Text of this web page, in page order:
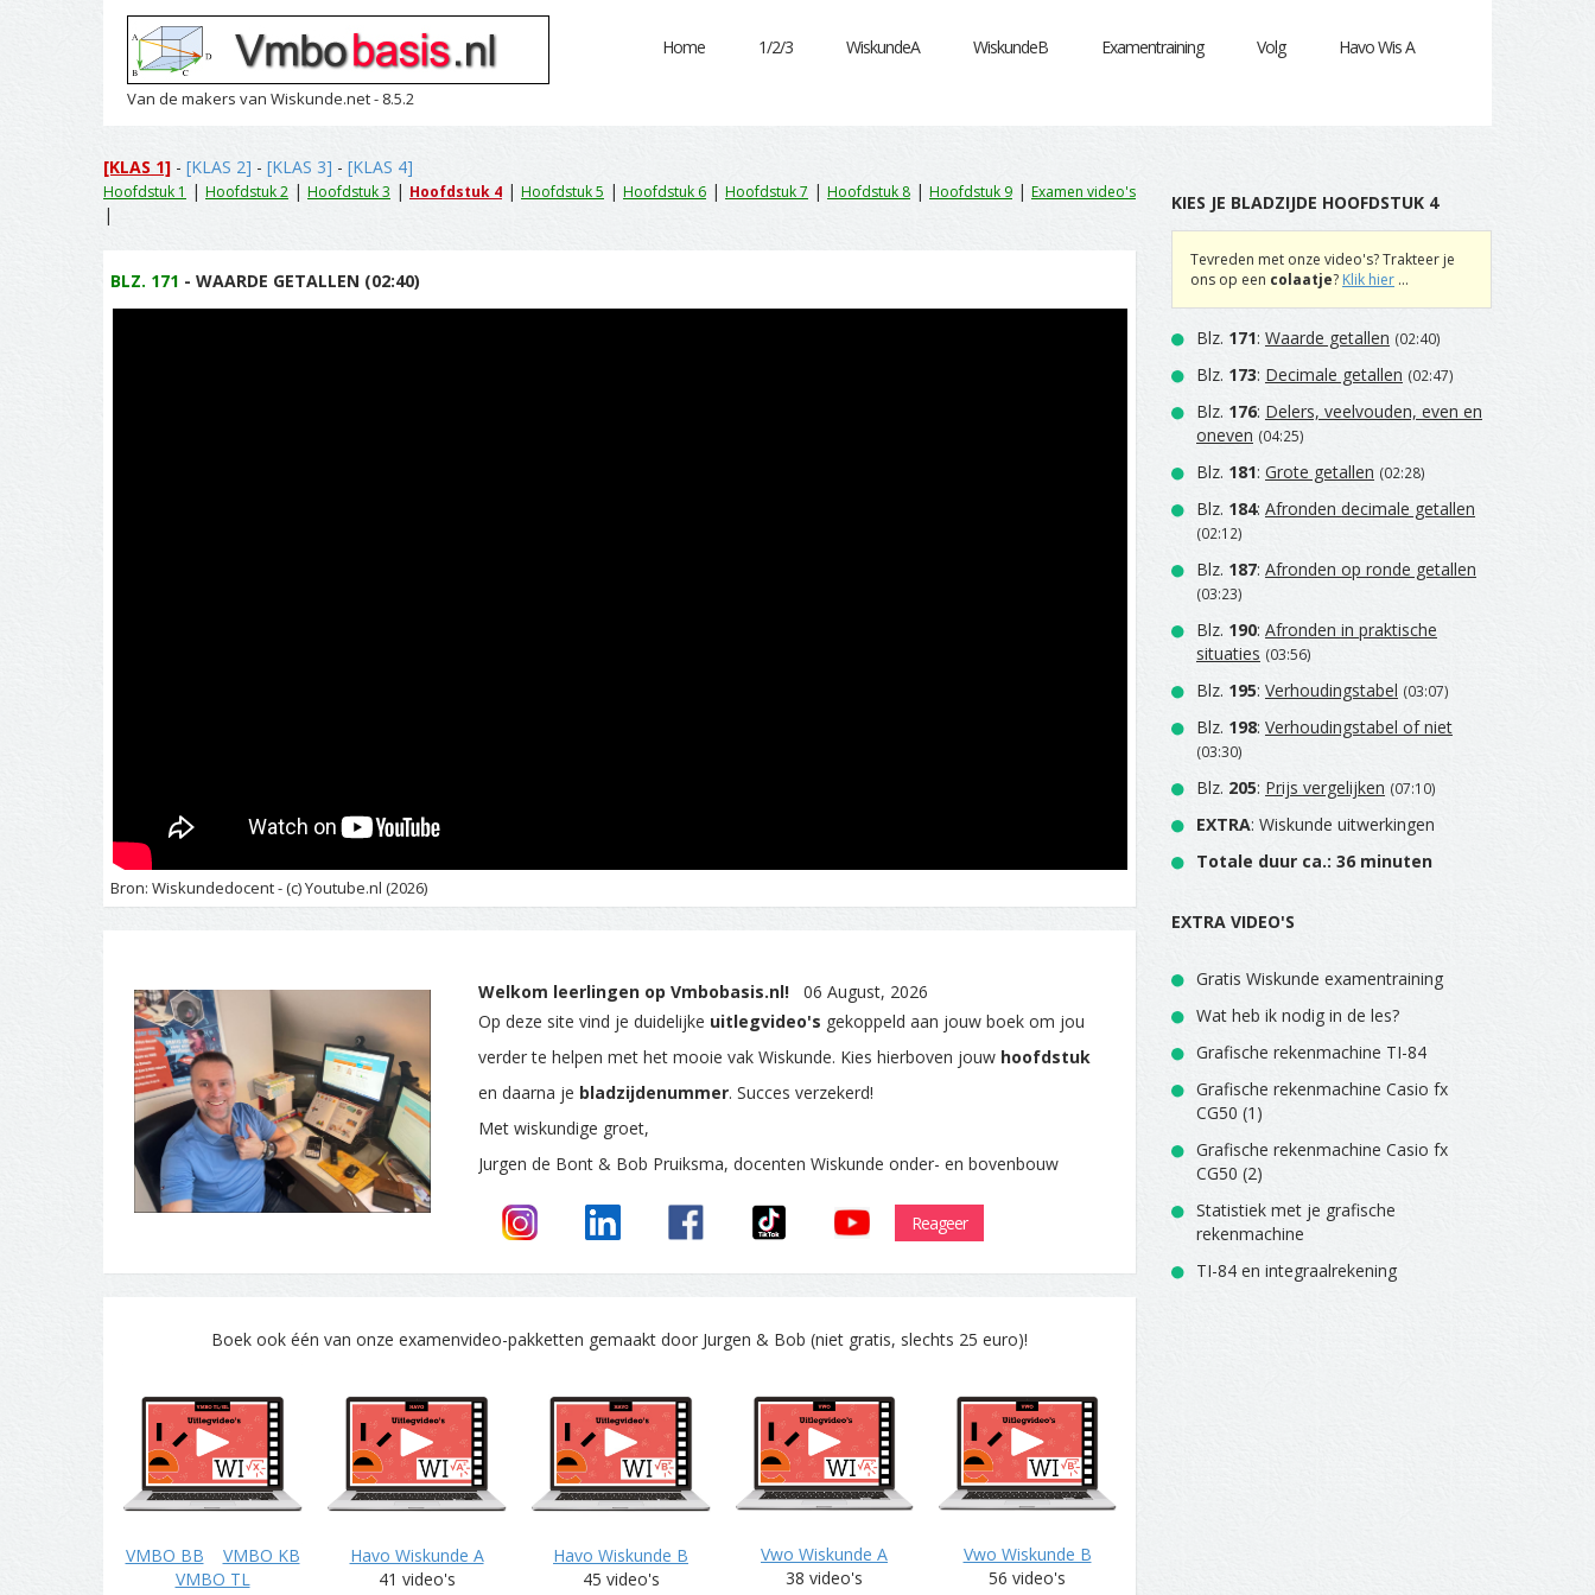
Van de makers van Wiskunde.net - 8.5.2
Home 1/2/3 WiskundeA WiskundeB Examentraining Volg Havo Wis A
[KLAS 1] - [KLAS 2] - [KLAS 3] - [KLAS 4]
Hoofdstuk 1 | Hoofdstuk 2 | Hoofdstuk 3 | Hoofdstuk 4 | Hoofdstuk 5 | Hoofdstuk 6 | Hoofdstuk 7 | Hoofdstuk 8 | Hoofdstuk 9 | Examen video's
|
BLZ. 171 - WAARDE GETALLEN (02:40)
Bron: Wiskundedocent - (c) Youtube.nl (2026)
Welkom leerlingen op Vmbobasis.nl!
06 August, 2026
Op deze site vind je duidelijke uitlegvideo's gekoppeld aan jouw boek om jou
verder te helpen met het mooie vak Wiskunde. Kies hierboven jouw hoofdstuk
en daarna je bladzijdenummer. Succes verzekerd!
Met wiskundige groet,
Jurgen de Bont & Bob Pruiksma, docenten Wiskunde onder- en bovenbouw
Reageer
Boek ook één van onze examenvideo-pakketten gemaakt door Jurgen & Bob (niet gratis, slechts 25 euro)!
VMBO BB
VMBO KB
VMBO TL
Havo Wiskunde A
41 video's
Havo Wiskunde B
45 video's
Vwo Wiskunde A
38 video's
Vwo Wiskunde B
56 video's
KIES JE BLADZIJDE HOOFDSTUK 4
Tevreden met onze video's? Trakteer je
ons op een colaatje? Klik hier ...
Blz. 171: Waarde getallen (02:40)
Blz. 173: Decimale getallen (02:47)
Blz. 176: Delers, veelvouden, even en
oneven (04:25)
Blz. 181: Grote getallen (02:28)
Blz. 184: Afronden decimale getallen
(02:12)
Blz. 187: Afronden op ronde getallen
(03:23)
Blz. 190: Afronden in praktische
situaties (03:56)
Blz. 195: Verhoudingstabel (03:07)
Blz. 198: Verhoudingstabel of niet
(03:30)
Blz. 205: Prijs vergelijken (07:10)
EXTRA: Wiskunde uitwerkingen
Totale duur ca.: 36 minuten
EXTRA VIDEO'S
Gratis Wiskunde examentraining
Wat heb ik nodig in de les?
Grafische rekenmachine TI-84
Grafische rekenmachine Casio fx
CG50 (1)
Grafische rekenmachine Casio fx
CG50 (2)
Statistiek met je grafische
rekenmachine
TI-84 en integraalrekening